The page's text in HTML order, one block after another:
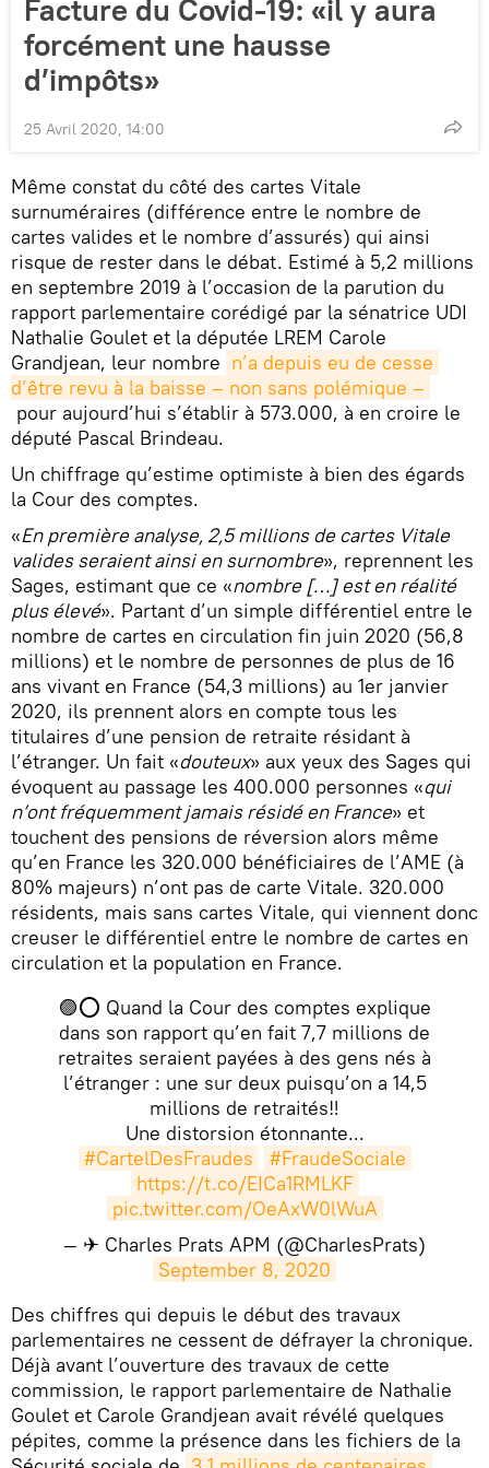
Facture du Covid-19: «il y aura
forcément une hausse
d’impôts»
25 Avril 2020, 14:00
Même constat du côté des cartes Vitale
surnuméraires (différence entre le nombre de
cartes valides et le nombre d’assurés) qui ainsi
risque de rester dans le débat. Estimé à 5,2 millions
en septembre 2019 à l’occasion de la parution du
rapport parlementaire corédigé par la sénatrice UDI
Nathalie Goulet et la députée LREM Carole
Grandjean, leur nombre n’a depuis eu de cesse
d’être revu à la baisse – non sans polémique –
pour aujourd’hui s’établir à 573.000, à en croire le
député Pascal Brindeau.
Un chiffrage qu’estime optimiste à bien des égards
la Cour des comptes.
«En première analyse, 2,5 millions de cartes Vitale
valides seraient ainsi en surnombre», reprennent les
Sages, estimant que ce «nombre […] est en réalité
plus élevé». Partant d’un simple différentiel entre le
nombre de cartes en circulation fin juin 2020 (56,8
millions) et le nombre de personnes de plus de 16
ans vivant en France (54,3 millions) au 1er janvier
2020, ils prennent alors en compte tous les
titulaires d’une pension de retraite résidant à
l’étranger. Un fait «douteux» aux yeux des Sages qui
évoquent au passage les 400.000 personnes «qui
n’ont fréquemment jamais résidé en France» et
touchent des pensions de réversion alors même
qu’en France les 320.000 bénéficiaires de l’AME (à
80% majeurs) n’ont pas de carte Vitale. 320.000
résidents, mais sans cartes Vitale, qui viennent donc
creuser le différentiel entre le nombre de cartes en
circulation et la population en France.
🟣⭕️ Quand la Cour des comptes explique
dans son rapport qu’en fait 7,7 millions de
retraites seraient payées à des gens nés à
l’étranger : une sur deux puisqu’on a 14,5
millions de retraités‼️
Une distorsion étonnante...
#CartelDesFraudes
#FraudeSociale
https://t.co/EICa1RMLKF
pic.twitter.com/OeAxW0lWuA
— ✈ Charles Prats APM (@CharlesPrats)
September 8, 2020
​Des chiffres qui depuis le début des travaux
parlementaires ne cessent de défrayer la chronique.
Déjà avant l’ouverture des travaux de cette
commission, le rapport parlementaire de Nathalie
Goulet et Carole Grandjean avait révélé quelques
pépites, comme la présence dans les fichiers de la